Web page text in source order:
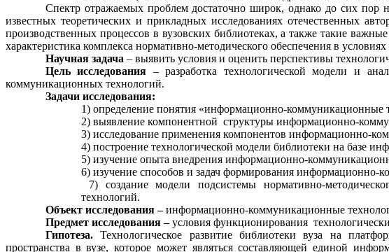
Спектр отражаемых проблем достаточно широк, однако до сих
известных теоретических и прикладных исследованиях отечественных
производственных процессов в вузовских библиотеках, а также такие
характеристика комплекса нормативно-методического обеспечения в
Научная задача – выявить условия и оценить перспективы
Цель исследования – разработка технологической модели и
коммуникационных технологий.
Задачи исследования:
1) определение понятия «информационно-коммуникационные
2) выявление компонентной структуры информационно-
3) исследование применения компонентов информационно-
4) построение технологической модели библиотеки на базе
5) изучение опыта внедрения информационно-
6) изучение способов и задач формирования информационно-
7) создание модели подсистемы нормативно-
технологий.
Объект исследования –информационно-коммуникационные
Предмет исследования –условия функционирования
Гипотеза.Технологическое развитие библиотеки вуза на
пространства в вузе, которое может являться составляющей единой